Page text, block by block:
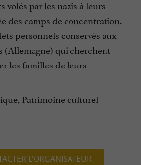
volés par les nazis à leurs
des camps de concentration.
personnels conservés aux
(Allemagne) qui cherchent
les familles de leurs
Patrimoine culturel
L'ORGANISATEUR